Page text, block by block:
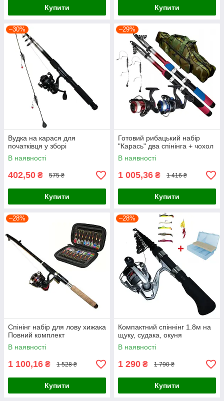
Купити Купити
–30%
Вудка на карася для
початківця у зборі
В наявності
402,50 ₴ 575 ₴
Купити
–29%
Готовий рибацький набір
"Карась" два спінінга + чохол
В наявності
1 005,36 ₴ 1 416 ₴
Купити
–28%
Спінінг набір для лову хижака
Повний комплект
В наявності
1 100,16 ₴ 1 528 ₴
Купити
–28%
Компактний спіннінг 1.8м на
щуку, судака, окуня
В наявності
1 290 ₴ 1 790 ₴
Купити